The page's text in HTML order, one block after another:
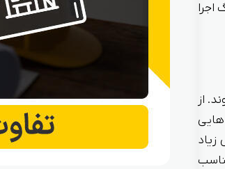
اجرا
از
هایی